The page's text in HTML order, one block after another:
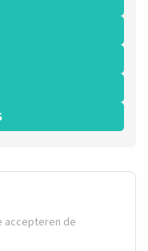
accepteren de